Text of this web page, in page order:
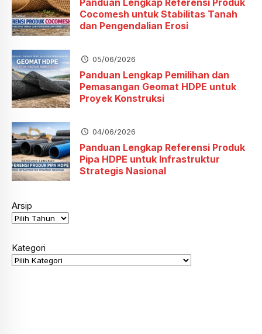
Cocomesh untuk Stabilitas Tanah
dan Pengendalian Erosi
05/06/2026
Panduan Lengkap Pemilihan dan
Pemasangan Geomat HDPE untuk
Proyek Konstruksi
04/06/2026
Panduan Lengkap Referensi Produk
Pipa HDPE untuk Infrastruktur
Strategis Nasional
Arsip
Kategori